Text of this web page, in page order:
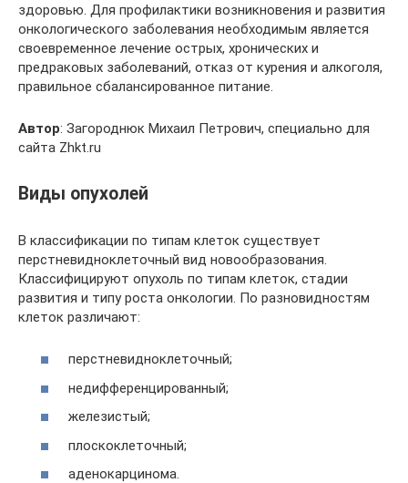
здоровью. Для профилактики возникновения и развития
онкологического заболевания необходимым является
своевременное лечение острых, хронических и
предраковых заболеваний, отказ от курения и алкоголя,
правильное сбалансированное питание.
Автор: Загороднюк Михаил Петрович, специально для
сайта Zhkt.ru
Виды опухолей
В классификации по типам клеток существует
перстневидноклеточный вид новообразования.
Классифицируют опухоль по типам клеток, стадии
развития и типу роста онкологии. По разновидностям
клеток различают:
перстневидноклеточный;
недифференцированный;
железистый;
плоскоклеточный;
аденокарцинома.